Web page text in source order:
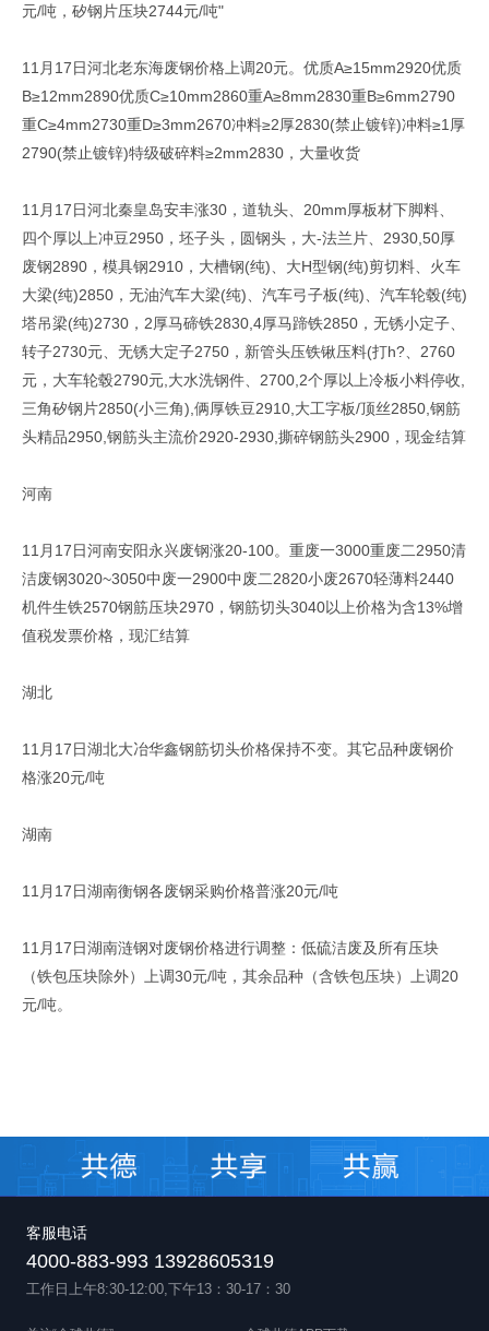
元/吨，矽钢片压块2744元/吨"
11月17日河北老东海废钢价格上调20元。优质A≥15mm2920优质
B≥12mm2890优质C≥10mm2860重A≥8mm2830重B≥6mm2790
重C≥4mm2730重D≥3mm2670冲料≥2厚2830(禁止镀锌)冲料≥1厚
2790(禁止镀锌)特级破碎料≥2mm2830，大量收货
11月17日河北秦皇岛安丰涨30，道轨头、20mm厚板材下脚料、
四个厚以上冲豆2950，坯子头，圆钢头，大-法兰片、2930,50厚
废钢2890，模具钢2910，大槽钢(纯)、大H型钢(纯)剪切料、火车
大梁(纯)2850，无油汽车大梁(纯)、汽车弓子板(纯)、汽车轮毂(纯)
塔吊梁(纯)2730，2厚马碲铁2830,4厚马蹄铁2850，无锈小定子、
转子2730元、无锈大定子2750，新管头压铁锹压料(打h?、2760
元，大车轮毂2790元,大水洗钢件、2700,2个厚以上冷板小料停收,
三角矽钢片2850(小三角),俩厚铁豆2910,大工字板/顶丝2850,钢筋
头精品2950,钢筋头主流价2920-2930,撕碎钢筋头2900，现金结算
河南
11月17日河南安阳永兴废钢涨20-100。重废一3000重废二2950清
洁废钢3020~3050中废一2900中废二2820小废2670轻薄料2440
机件生铁2570钢筋压块2970，钢筋切头3040以上价格为含13%增
值税发票价格，现汇结算
湖北
11月17日湖北大冶华鑫钢筋切头价格保持不变。其它品种废钢价
格涨20元/吨
湖南
11月17日湖南衡钢各废钢采购价格普涨20元/吨
11月17日湖南涟钢对废钢价格进行调整：低硫洁废及所有压块
（铁包压块除外）上调30元/吨，其余品种（含铁包压块）上调20
元/吨。
客服电话
4000-883-993 13928605319
工作日上午8:30-12:00,下午13：30-17：30